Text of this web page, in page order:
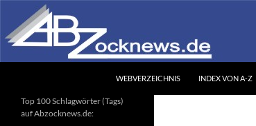
Inhalt
springen
WEBVERZEICHNIS INDEX VON A-Z
Ihr unabhängiges
Informationsportal
Top 100 Schlagwörter (Tags)
auf Abzocknews.de: